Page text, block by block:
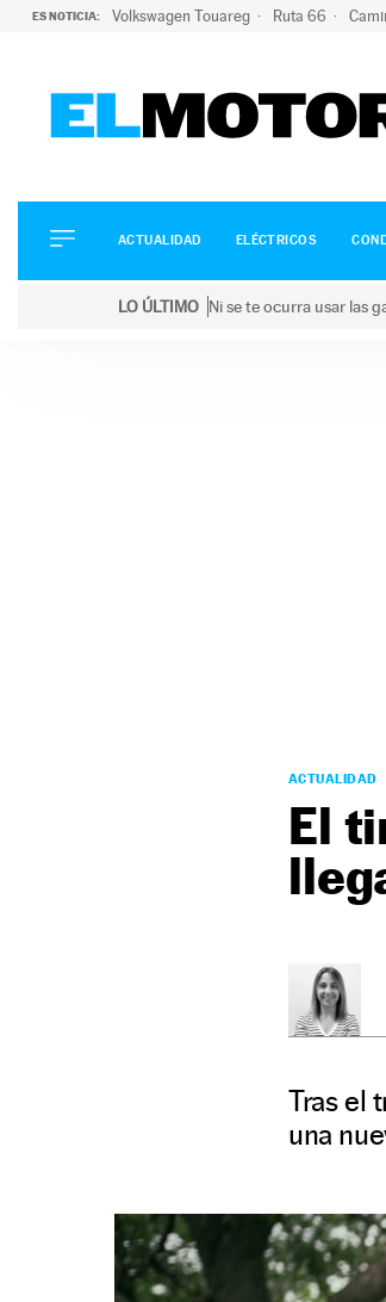
ES NOTICIA: Volkswagen Touareg Ruta 66
ELÉCTRICOS
CONDUCIR
ACTUALIDAD ELÉCTRICOS
LO ÚLTIMO Ni se te ocurra usar las
ACTUALIDAD
El
Tras el
una